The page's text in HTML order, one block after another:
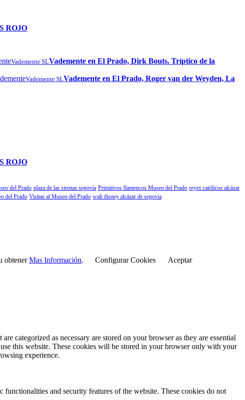
ROJO
Vademente SLVademente en El Prado, Dirk Bouts. Tríptico de la
Vademente SLVademente en El Prado, Roger van der Weyden, La
ROJO
del Prado plaza de las sirenas segovía Primitivos flamencos Museo del Prado reyes católicos alcázar
del Prado Visitas al Museo del Prado walt disney alcázar de segovia
obtenerMas Información. Configurar Cookies
Aceptar
categorized as necessary are stored on your browser as they are essential
this website. These cookies will be stored in your browser only with your
experience.
and security features of the website. These cookies do not